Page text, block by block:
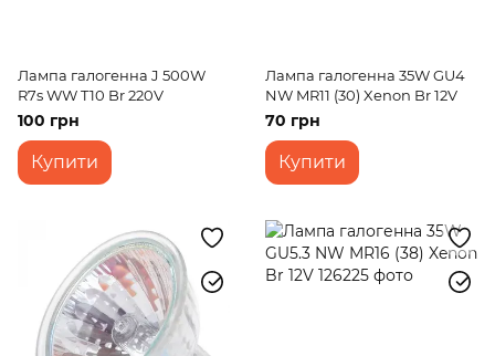
Лампа галогенна J 500W
R7s WW T10 Br 220V
100 грн
Купити
Лампа галогенна 35W GU4
NW MR11 (30) Xenon Br 12V
70 грн
Купити